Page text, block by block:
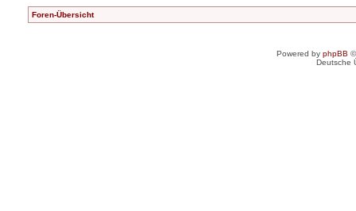
Foren-Übersicht
Powered by phpBB
Deutsche